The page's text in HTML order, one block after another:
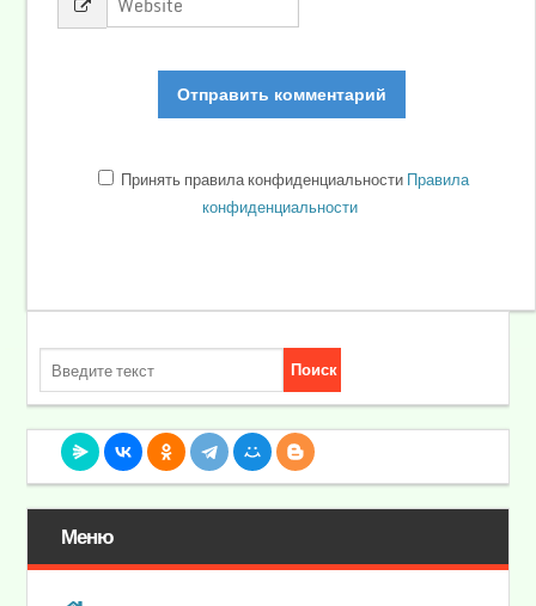
Принять правила конфиденциальностиПравила
конфиденциальности
Меню